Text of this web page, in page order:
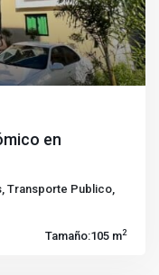
en
Transporte Publico,
Tamaño:105 m2